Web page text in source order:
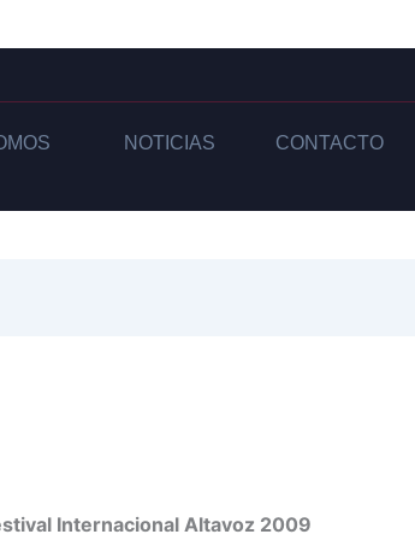
NOTICIAS CONTACTO
Internacional Altavoz 2009